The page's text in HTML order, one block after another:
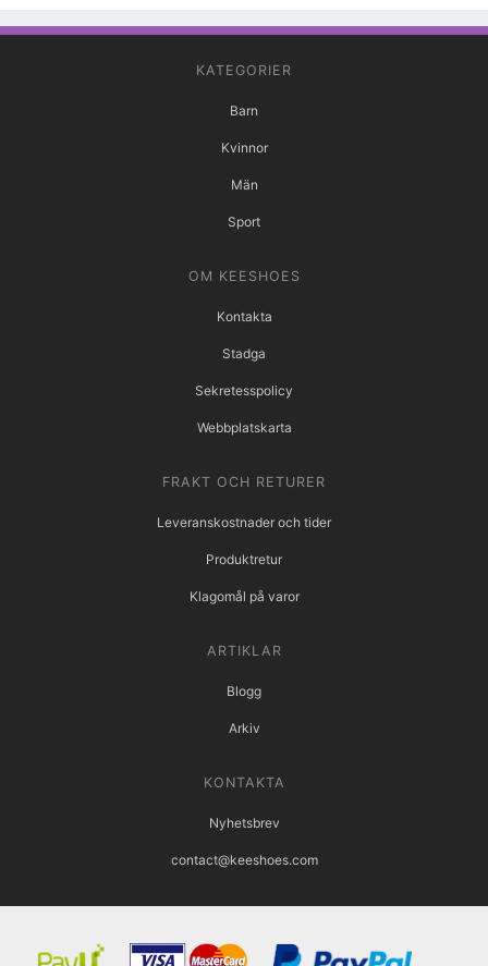
KATEGORIER
Barn
Kvinnor
Män
Sport
OM KEESHOES
Kontakta
Stadga
Sekretesspolicy
Webbplatskarta
FRAKT OCH RETURER
Leveranskostnader och tider
Produktretur
Klagomål på varor
ARTIKLAR
Blogg
Arkiv
KONTAKTA
Nyhetsbrev
contact@keeshoes.com